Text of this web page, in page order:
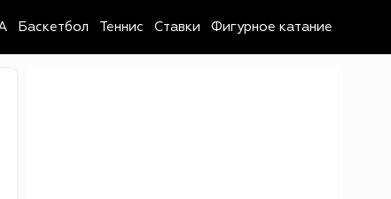
Баскетбол Теннис Ставки Фигурное катание